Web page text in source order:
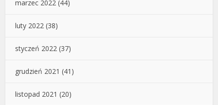
marzec 2022 (44)
luty 2022 (38)
styczeń 2022 (37)
grudzień 2021 (41)
listopad 2021 (20)